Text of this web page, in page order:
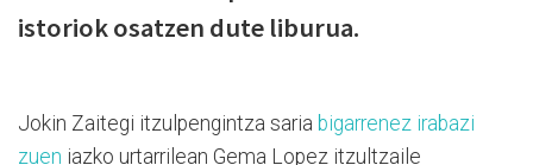
istoriok osatzen dute liburua.
Jokin Zaitegi itzulpengintza saria bigarrenez irabazi
zuen iazko urtarrilean Gema Lopez itzultzaile